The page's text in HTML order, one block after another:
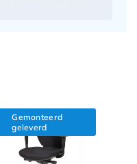
Gemonteerd
geleverd